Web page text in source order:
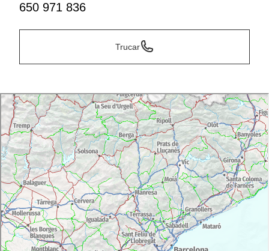
650 971 836
Trucar